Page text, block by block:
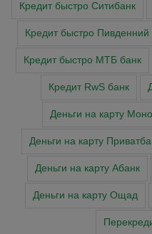
Кредит быстро Ситибанк
Кредит быстро Пивденний
Кредит быстро МТБ банк
Кредит RwS банк
Деньги на карту Моно
Деньги на карту
Деньги на карту Абанк
Деньги на карту Ощад